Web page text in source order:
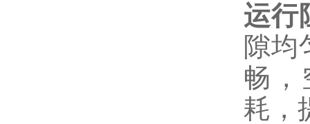
运行
隙均
畅，
耗，